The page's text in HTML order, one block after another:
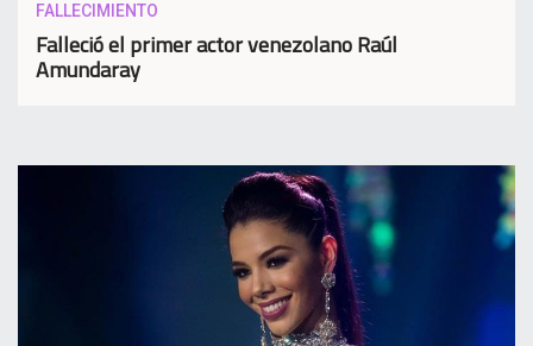
FALLECIMIENTO
Falleció el primer actor venezolano Raúl
Amundaray